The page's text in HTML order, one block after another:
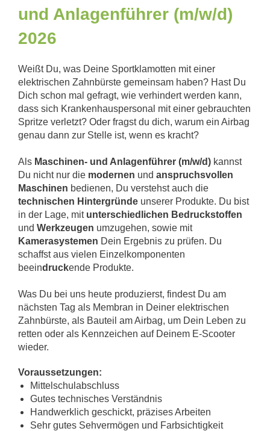
und Anlagenführer (m/w/d)
2026
Weißt Du, was Deine Sportklamotten mit einer
elektrischen Zahnbürste gemeinsam haben? Hast Du
Dich schon mal gefragt, wie verhindert werden kann,
dass sich Krankenhauspersonal mit einer gebrauchten
Spritze verletzt? Oder fragst du dich, warum ein Airbag
genau dann zur Stelle ist, wenn es kracht?
Als Maschinen- und Anlagenführer (m/w/d) kannst
Du nicht nur die modernen und anspruchsvollen
Maschinen bedienen, Du verstehst auch die
technischen Hintergründe unserer Produkte. Du bist
in der Lage, mit unterschiedlichen Bedruckstoffen
und Werkzeugen umzugehen, sowie mit
Kamerasystemen Dein Ergebnis zu prüfen. Du
schaffst aus vielen Einzelkomponenten
beeindruckende Produkte.
Was Du bei uns heute produzierst, findest Du am
nächsten Tag als Membran in Deiner elektrischen
Zahnbürste, als Bauteil am Airbag, um Dein Leben zu
retten oder als Kennzeichen auf Deinem E-Scooter
wieder.
Voraussetzungen:
Mittelschulabschluss
Gutes technisches Verständnis
Handwerklich geschickt, präzises Arbeiten
Sehr gutes Sehvermögen und Farbsichtigkeit